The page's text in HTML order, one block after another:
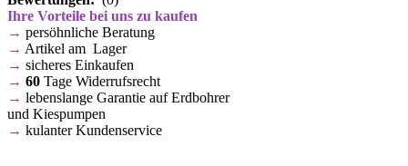
Ihre Vorteile bei uns zu kaufen
→ persöhnliche Beratung
→ Artikel am Lager
→ sicheres Einkaufen
→ 60 Tage Widerrufsrecht
→ lebenslange Garantie auf Erdbohrer
und Kiespumpen
→ kulanter Kundenservice